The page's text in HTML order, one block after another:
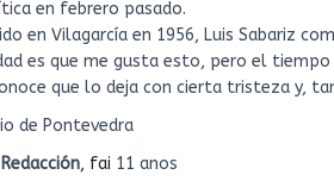
en febrero pasado.
en Vilagarcía en 1956, Luis Sabariz
es que me gusta esto, pero el
que lo deja con cierta tristeza y,
de Pontevedra
Redacción, fai 11 anos